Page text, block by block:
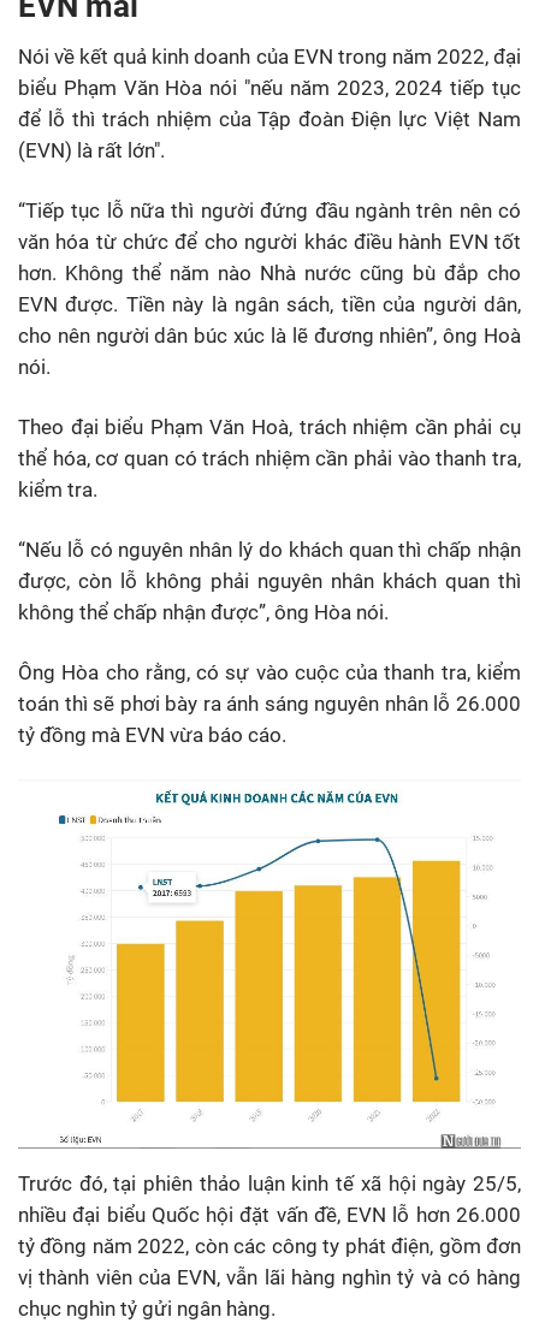
Nói về kết quả kinh doanh của EVN trong năm 2022, đại
biểu Phạm Văn Hòa nói "nếu năm 2023, 2024 tiếp tục
để lỗ thì trách nhiệm của Tập đoàn Điện lực Việt Nam
(EVN) là rất lớn".
“Tiếp tục lỗ nữa thì người đứng đầu ngành trên nên có
văn hóa từ chức để cho người khác điều hành EVN tốt
hơn. Không thể năm nào Nhà nước cũng bù đắp cho
EVN được. Tiền này là ngân sách, tiền của người dân,
cho nên người dân búc xúc là lẽ đương nhiên”, ông Hoà
nói.
Theo đại biểu Phạm Văn Hoà, trách nhiệm cần phải cụ
thể hóa, cơ quan có trách nhiệm cần phải vào thanh tra,
kiểm tra.
“Nếu lỗ có nguyên nhân lý do khách quan thì chấp nhận
được, còn lỗ không phải nguyên nhân khách quan thì
không thể chấp nhận được”, ông Hòa nói.
Ông Hòa cho rằng, có sự vào cuộc của thanh tra, kiểm
toán thì sẽ phơi bày ra ánh sáng nguyên nhân lỗ 26.000
tỷ đồng mà EVN vừa báo cáo.
Trước đó, tại phiên thảo luận kinh tế xã hội ngày 25/5,
nhiều đại biểu Quốc hội đặt vấn đề, EVN lỗ hơn 26.000
tỷ đồng năm 2022, còn các công ty phát điện, gồm đơn
vị thành viên của EVN, vẫn lãi hàng nghìn tỷ và có hàng
chục nghìn tỷ gửi ngân hàng.